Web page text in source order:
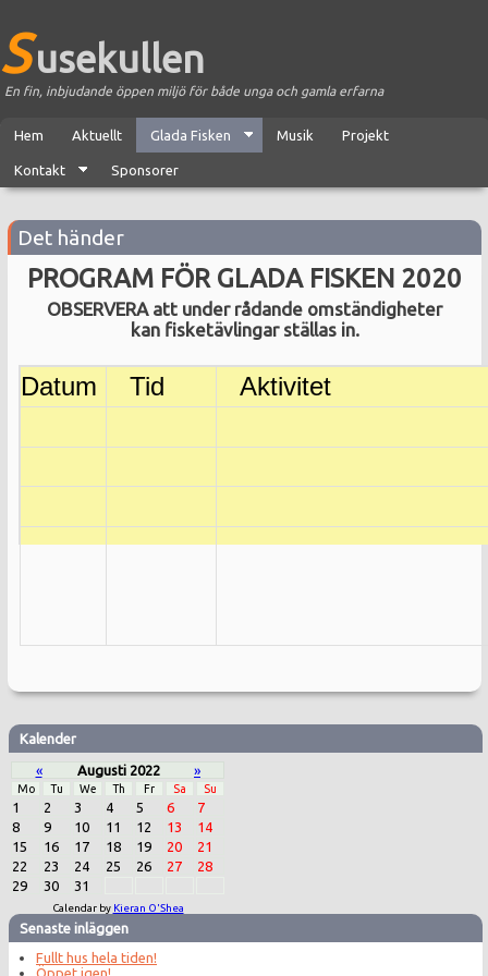
S usekullen
En fin, inbjudande öppen miljö för både unga och gamla erfarna
Hem Aktuellt Glada Fisken Musik Projekt
Kontakt Sponsorer
Det händer
PROGRAM FÖR GLADA FISKEN 2020
OBSERVERA att under rådande omständigheter
kan fisketävlingar ställas in.
Datum Tid Aktivitet
Kalender
« Augusti 2022 »
Mo Tu We Th Fr Sa Su
1 2 3 4 5 6
7
8
9 10 11 12 13
14
15
16 17 18 19 20
21
22
23 24 25 26 27
28
29
30 31
Calendar by Kieran O'Shea
Senaste inläggen
Fullt hus hela tiden!
Öppet igen!